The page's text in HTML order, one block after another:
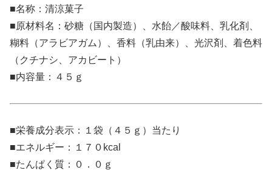
■名称：清涼菓子
■原材料名：砂糖（国内製造）、水飴／酸味料、乳化剤、
糊料（アラビアガム）、香料（乳由来）、光沢剤、着色料
（クチナシ、アカビート）
■内容量：４５ｇ
■栄養成分表示：１袋（４５ｇ）当たり
■エネルギー：１７０kcal
■たんぱく質：０．０ｇ